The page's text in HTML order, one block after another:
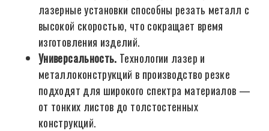
лазерные установки способны резать металл с
высокой скоростью, что сокращает время
изготовления изделий.
Универсальность. Технологии лазер и
металлоконструкций в производство резке
подходят для широкого спектра материалов —
от тонких листов до толстостенных
конструкций.